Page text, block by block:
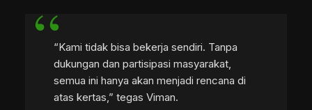
“Kami tidak bisa bekerja sendiri. Tanpa
dukungan dan partisipasi masyarakat,
semua ini hanya akan menjadi rencana di
atas kertas,” tegas Viman.